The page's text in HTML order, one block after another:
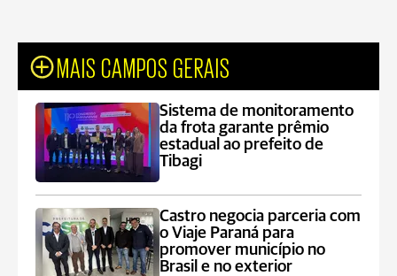
MAIS CAMPOS GERAIS
Sistema de monitoramento
da frota garante prêmio
estadual ao prefeito de
Tibagi
Castro negocia parceria com
o Viaje Paraná para
promover município no
Brasil e no exterior